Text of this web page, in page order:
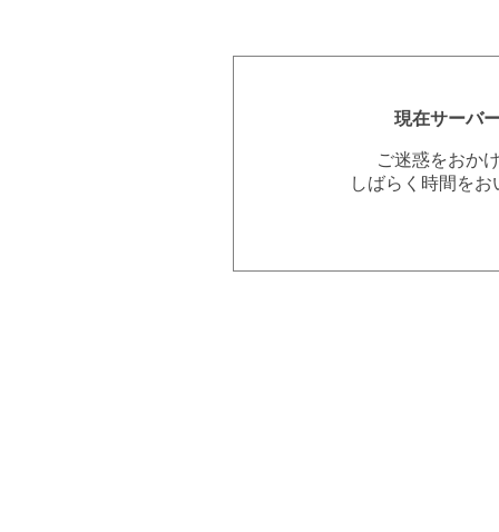
現在サーバ
ご迷惑をおか
しばらく時間を